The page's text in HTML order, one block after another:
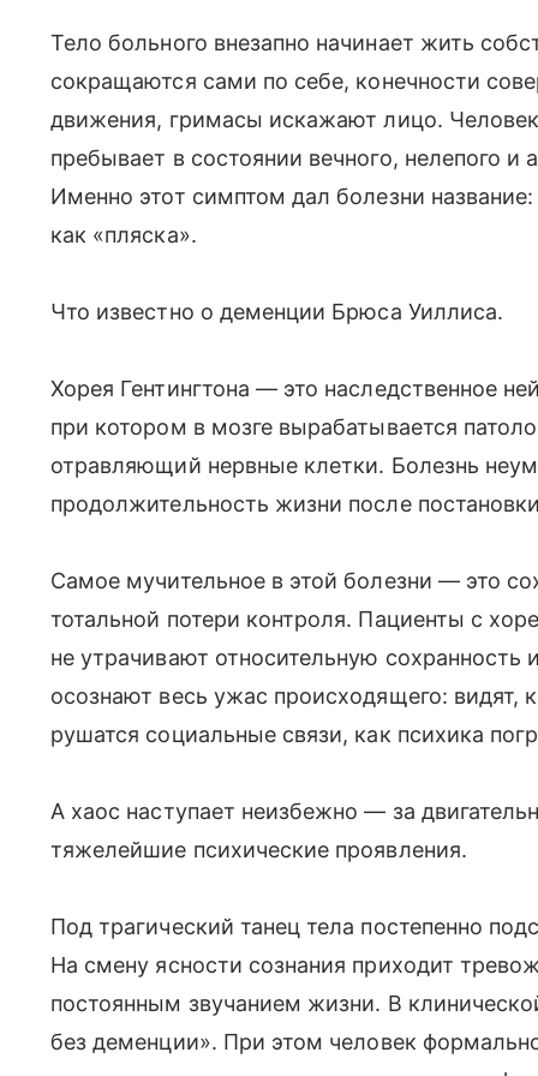
Тело больного внезапно начинает жить
сокращаются сами по себе, конечности
движения, гримасы искажают лицо.
пребывает в состоянии вечного, нелепого и
Именно этот симптом дал болезни
как «пляска».
Что известно о деменции Брюса Уиллиса.
Хорея Гентингтона — это наследственное
при котором в мозге вырабатывается
отравляющий нервные клетки. Болезнь
продолжительность жизни после
Самое мучительное в этой болезни — это
тотальной потери контроля. Пациенты с
не утрачивают относительную сохранность
осознают весь ужас происходящего: видят,
рушатся социальные связи, как психика
А хаос наступает неизбежно — за
тяжелейшие психические проявления.
Под трагический танец тела постепенно
На смену ясности сознания приходит
постоянным звучанием жизни. В
без деменции». При этом человек